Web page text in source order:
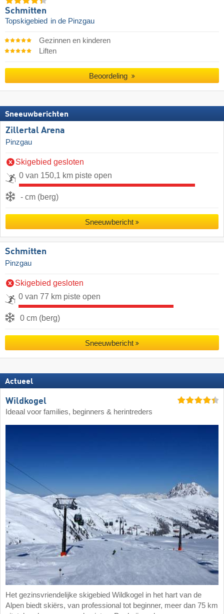
Schmitten
Topskigebied in de Pinzgau
Gezinnen en kinderen
Liften
Beoordeling
Sneeuwberichten
Zillertal Arena
Pinzgau
Skigebied gesloten
0 van 150,1 km piste open
- cm (berg)
Sneeuwbericht
Schmitten
Pinzgau
Skigebied gesloten
0 van 77 km piste open
0 cm (berg)
Sneeuwbericht
Actueel
Wildkogel
Ideaal voor families, beginners & herintreders
Het gezinsvriendelijke skigebied Wildkogel in het hart van de
Alpen biedt skiërs, van professional tot beginner, meer dan 75 km